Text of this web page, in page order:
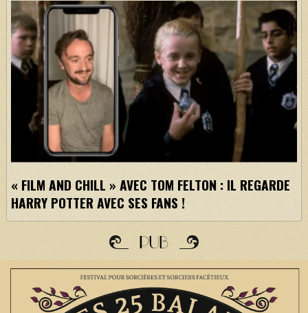
« FILM AND CHILL » AVEC TOM FELTON : IL REGARDE
HARRY POTTER AVEC SES FANS !
PUB